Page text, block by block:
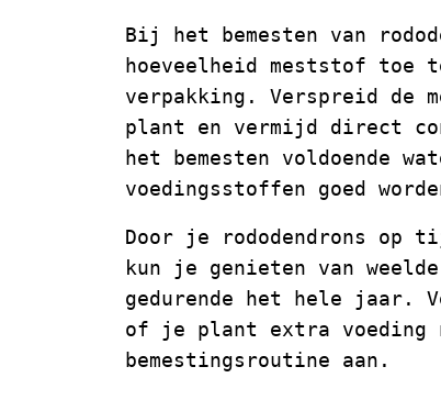
Bij het bemesten van
hoeveelheid meststof toe
verpakking. Verspreid de
plant en vermijd direct
het bemesten voldoende
voedingsstoffen goed
Door je rododendrons op
kun je genieten van
gedurende het hele jaar.
of je plant extra voeding
bemestingsroutine aan.